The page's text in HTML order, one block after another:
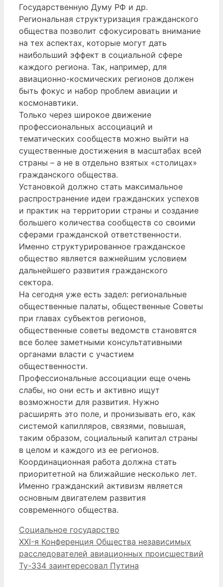
Государственную Думу РФ и др.
Региональная структуризация гражданского
общества позволит сфокусировать внимание
на тех аспектах, которые могут дать
наибольший эффект в социальной сфере
каждого региона. Так, например, для
авиационно-космических регионов должен
быть фокус и набор проблем авиации и
космонавтики.
Только через широкое движение
профессиональных ассоциаций и
тематических сообществ можно выйти на
существенные достижения в масштабах всей
страны – а не в отдельно взятых «столицах»
гражданского общества.
Установкой должно стать максимальное
распространение идеи гражданских успехов
и практик на территории страны и создание
большего количества сообществ со своими
сферами гражданской ответственности.
Именно структурированное гражданское
общество является важнейшим условием
дальнейшего развития гражданского
сектора.
На сегодня уже есть задел: региональные
общественные палаты, общественные Советы
при главах субъектов регионов,
общественные советы ведомств становятся
все более заметными консультативными
органами власти с участием
общественности.
Профессиональные ассоциации еще очень
слабы, но они есть и активно ищут
возможности для развития. Нужно
расширять это поле, и пронизывать его, как
системой капилляров, связями, повышая,
таким образом, социальный капитал страны
в целом и каждого из ее регионов.
Координационная работа должна стать
приоритетной на ближайшие несколько лет.
Именно гражданский активизм является
основным двигателем развития
современного общества.
Рубрики
Социальное государство
XXI-я Конференция Общества независимых
расследователей авиационных происшествий
Ту-334 заинтересовал Путина